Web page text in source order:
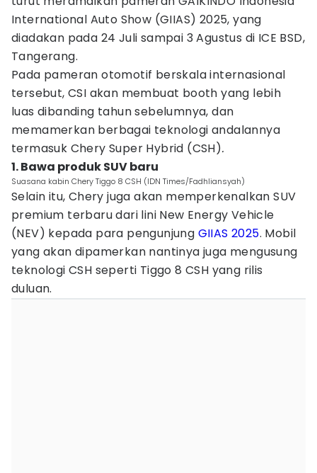
International Auto Show (GIIAS) 2025, yang
diadakan pada 24 Juli sampai 3 Agustus di ICE BSD,
Tangerang.
Pada pameran otomotif berskala internasional
tersebut, CSI akan membuat booth yang lebih
luas dibanding tahun sebelumnya, dan
memamerkan berbagai teknologi andalannya
termasuk Chery Super Hybrid (CSH).
1. Bawa produk SUV baru
Suasana kabin Chery Tiggo 8 CSH (IDN Times/Fadhliansyah)
Selain itu, Chery juga akan memperkenalkan SUV
premium terbaru dari lini New Energy Vehicle
(NEV) kepada para pengunjung GIIAS 2025. Mobil
yang akan dipamerkan nantinya juga mengusung
teknologi CSH seperti Tiggo 8 CSH yang rilis
duluan.